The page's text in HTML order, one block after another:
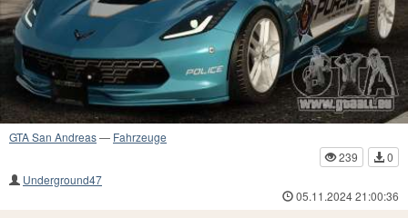
GTA San Andreas— Fahrzeuge
239
0
Underground47
05.11.2024 21:00:36